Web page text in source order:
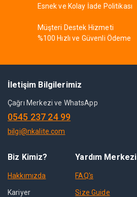
Esnek ve Kolay İade Politikası
Müşteri Destek Hizmeti
%100 Hızlı ve Güvenli Ödeme
İletişim Bilgilerimiz
Çağrı Merkezi ve WhatsApp
0545 237 24 99
bilgi@nkalite.com
Biz Kimiz?
Hakkımızda
Kariyer
Yardım Merkezi
FAQ's
Size Guide